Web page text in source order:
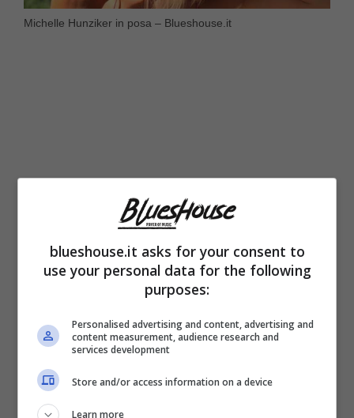
Michelle Hunziker in posa – Blueshouse.it
Alcuni fotografi hanno pizzicato Michelle ed
due sono finiti sulle copertine di alcuni tra i
settimanali più letti dagli italiani. Ma chi è il
nuovo amore della conduttrice? Alessandro
blueshouse.it asks for your consent to
use your personal data for the following
purposes:
Personalised advertising and content, advertising and
content measurement, audience research and
services development
Store and/or access information on a device
Learn more